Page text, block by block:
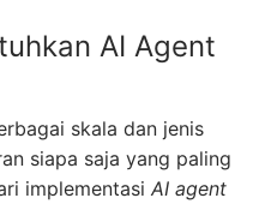
AI Agent
skala dan jenis
siapa saja yang paling
implementasi AI agent